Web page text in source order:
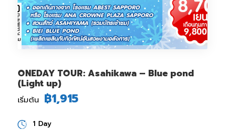
ONEDAY TOUR: Asahikawa – Blue pond
(Light up)
เริ่มต้น ฿1,915
1 Day